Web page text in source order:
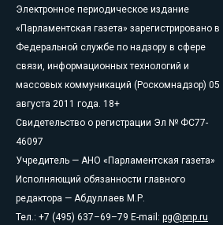
Электронное периодическое издание
«Парламентская газета» зарегистрировано в
Федеральной службе по надзору в сфере
связи, информационных технологий и
массовых коммуникаций (Роскомнадзор) 05
августа 2011 года. 18+
Свидетельство о регистрации Эл № ФС77-
46097
Учредитель — АНО «Парламентская газета»
Исполняющий обязанности главного
редактора — Абдуллаев М.Р.
Тел.: +7 (495) 637–69–79 E-mail: pg@pnp.ru